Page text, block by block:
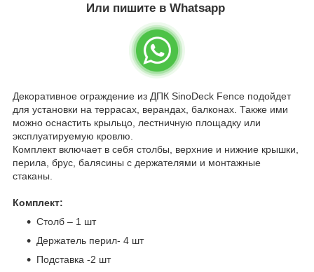
Или пишите в Whatsapp
Декоративное ограждение из ДПК SinoDeck Fence подойдет
для установки на террасах, верандах, балконах. Также ими
можно оснастить крыльцо, лестничную площадку или
эксплуатируемую кровлю.
Комплект включает в себя столбы, верхние и нижние крышки,
перила, брус, балясины с держателями и монтажные
стаканы.
Комплект:
Столб – 1 шт
Держатель перил- 4 шт
Подставка -2 шт